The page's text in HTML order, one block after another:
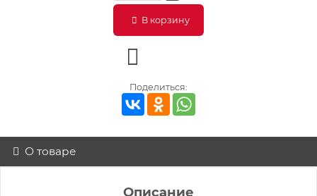
В корзину
Поделиться:
О товаре
Описание